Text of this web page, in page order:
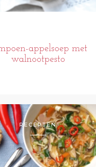
appelsoep met
walnootpesto
RECEPTEN